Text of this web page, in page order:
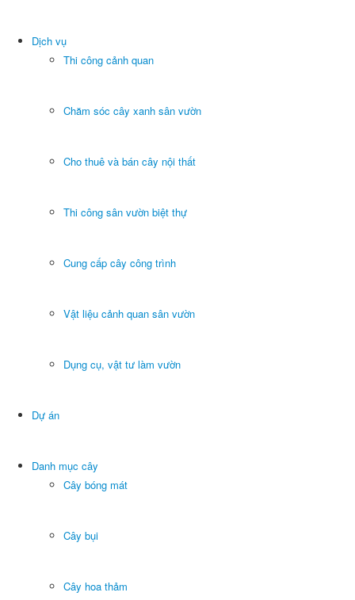
Dịch vụ
Thi công cảnh quan
Chăm sóc cây xanh sân vườn
Cho thuê và bán cây nội thất
Thi công sân vườn biệt thự
Cung cấp cây công trình
Vật liệu cảnh quan sân vườn
Dụng cụ, vật tư làm vườn
Dự án
Danh mục cây
Cây bóng mát
Cây bụi
Cây hoa thảm